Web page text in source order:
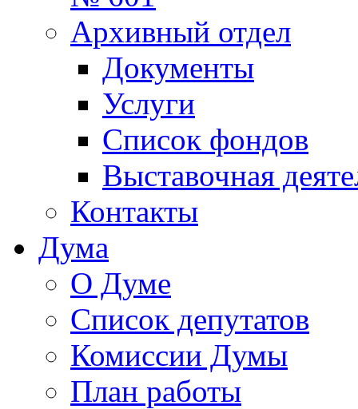
Архивный отдел
Документы
Услуги
Список фондов
Выставочная
Контакты
Дума
О Думе
Список депутатов
Комиссии Думы
План работы